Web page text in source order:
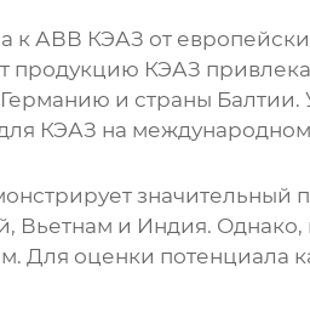
к АВВ КЭАЗ от
продукцию КЭАЗ
и страны
КЭАЗ на
значительный
Вьетнам и Индия.
Для оценки потенциала